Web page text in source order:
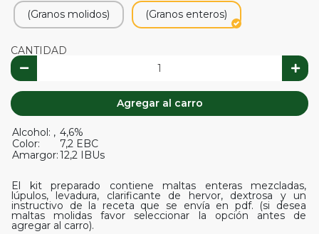
(Granos molidos) (Granos enteros)
CANTIDAD
Agregar al carro
Alcohol: , 4,6%
Color:
7,2 EBC
Amargor:12,2 IBUs
El kit preparado contiene maltas enteras mezcladas,
lúpulos, levadura, clarificante de hervor, dextrosa y un
instructivo de la receta que se envía en pdf. (si desea
maltas molidas favor seleccionar la opción antes de
agregar al carro).